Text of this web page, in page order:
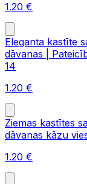
1.20 €
Eleganta kastīte
dāvanas |
14
1.20 €
Ziemas kastītes
dāvanas kāzu
1.20 €